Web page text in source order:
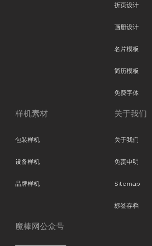
折页设计
画册设计
名片模板
简历模板
免费字体
样机素材
包装样机
设备样机
品牌样机
关于我们
关于我们
免责申明
Sitemap
标签存档
魔棒网公众号